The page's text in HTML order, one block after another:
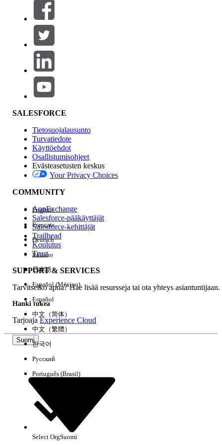
Suodattimet (0)
VALITSE SUODATTIMET
Tuotealue
Ominaisuuden vaikutus
Edition
Kokemus
Tyhjennä kaikki Valmis
SALESFORCE
Tietosuojalausunto
Turvatiedote
Käyttöehdot
Osallistumisohjeet
Evästeasetusten keskus
Your Privacy Choices
COMMUNITY
AppExchange
Salesforce-pääkäyttäjät
Salesforce-kehittäjät
Trailhead
Koulutus
Trust
SUPPORT & SERVICES
Tarvitsetko apua? Hae lisää resursseja tai ota yhteys asiantuntijaan.
Hanki tukea
TarjoajaExperience Cloud
Suomi
English
Français
Deutsch
Italiano
日本語
Español (México)
Español
中文（简体）
中文（繁體）
한국어
Русский
Português (Brasil)
Select OrgSuomi